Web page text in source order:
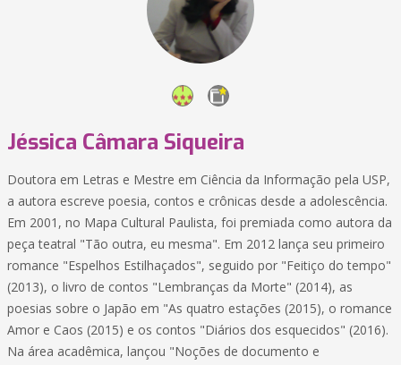
Jéssica Câmara Siqueira
Doutora em Letras e Mestre em Ciência da Informação pela USP,
a autora escreve poesia, contos e crônicas desde a adolescência.
Em 2001, no Mapa Cultural Paulista, foi premiada como autora da
peça teatral "Tão outra, eu mesma". Em 2012 lança seu primeiro
romance "Espelhos Estilhaçados", seguido por "Feitiço do tempo"
(2013), o livro de contos "Lembranças da Morte" (2014), as
poesias sobre o Japão em "As quatro estações (2015), o romance
Amor e Caos (2015) e os contos "Diários dos esquecidos" (2016).
Na área acadêmica, lançou "Noções de documento e